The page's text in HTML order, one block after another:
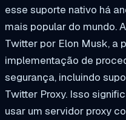
esse suporte nativo há
mais popular do mundo.
Twitter por Elon Musk, a
implementação de
segurança, incluindo
Twitter Proxy. Isso
usar um servidor proxy